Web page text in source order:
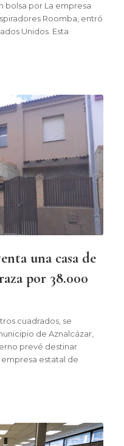
bolsa por La empresa
Roomba, entró
Unidos. Esta
una casa de
por 38.000
cuadrados, se
de Aznalcázar,
prevé destinar
empresa estatal de